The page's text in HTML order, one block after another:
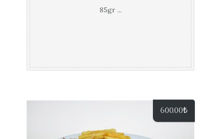
85gr ...
600.00₺